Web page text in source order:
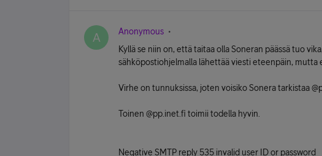
A Anonymous
Kyllä se niin on, että taitaa olla Soneran päässä tuo
sähköpostiohjelmalla lähettää viesti eteenpäin, mutta
Virhe on tunnuksissa, joten voisiko Sonera tarkistaa
Toinen @pp.inet.fi toimii todella hyvin.
Negative SMTP reply 535 invalid user ID or password